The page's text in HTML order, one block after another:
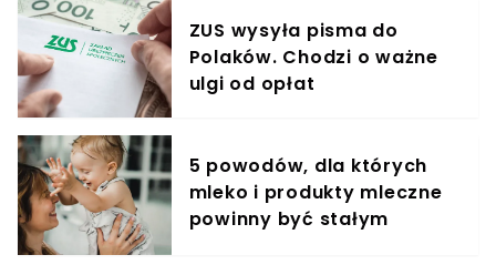
ZUS wysyła pisma do
Polaków. Chodzi o ważne
ulgi od opłat
5 powodów, dla których
mleko i produkty mleczne
powinny być stałym